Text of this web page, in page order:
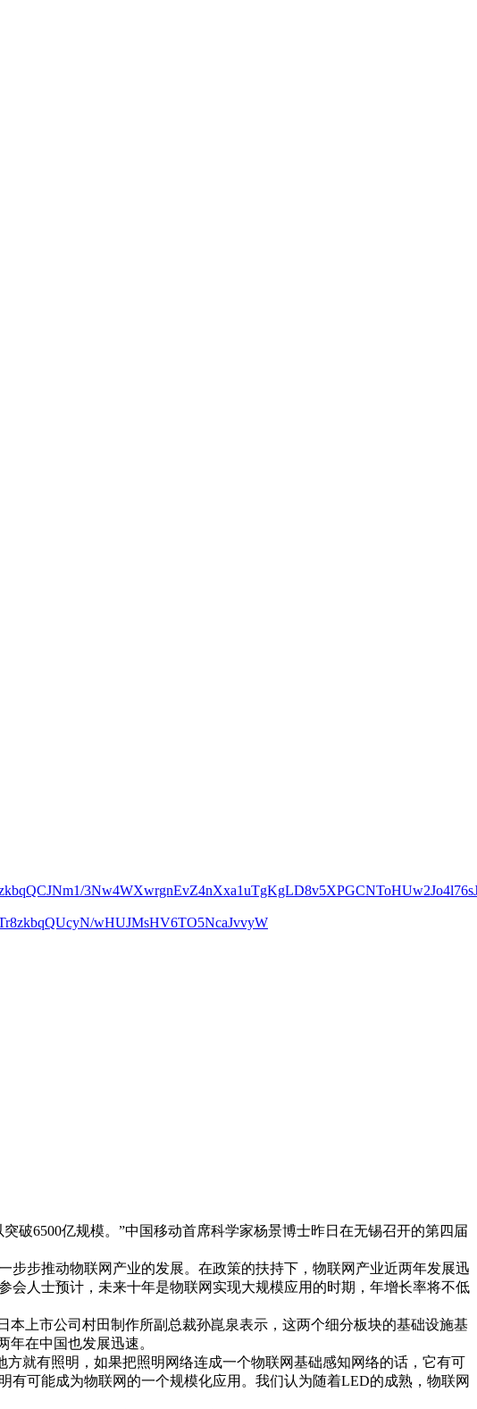
wHUJMsHV6TO5NcaJvvyW
破6500亿规模。”中国移动首席科学家杨景博士昨日在无锡召开的第四届
步步推动物联网产业的发展。在政策的扶持下，物联网产业近两年发展迅
人士预计，未来十年是物联网实现大规模应用的时期，年增长率将不低
上市公司村田制作所副总裁孙崑泉表示，这两个细分板块的基础设施基
在中国也发展迅速。
就有照明，如果把照明网络连成一个物联网基础感知网络的话，它有可
可能成为物联网的一个规模化应用。我们认为随着LED的成熟，物联网